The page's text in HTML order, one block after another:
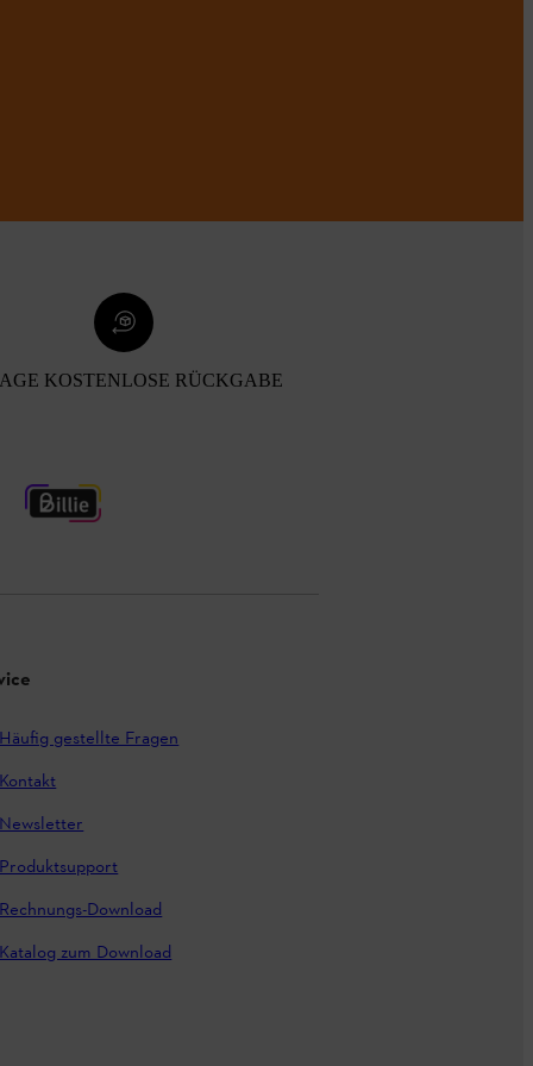
KOSTENLOSE RÜCKGABE
Häufig gestellte Fragen
Kontakt
Newsletter
Produktsupport
Rechnungs-Download
Katalog zum Download